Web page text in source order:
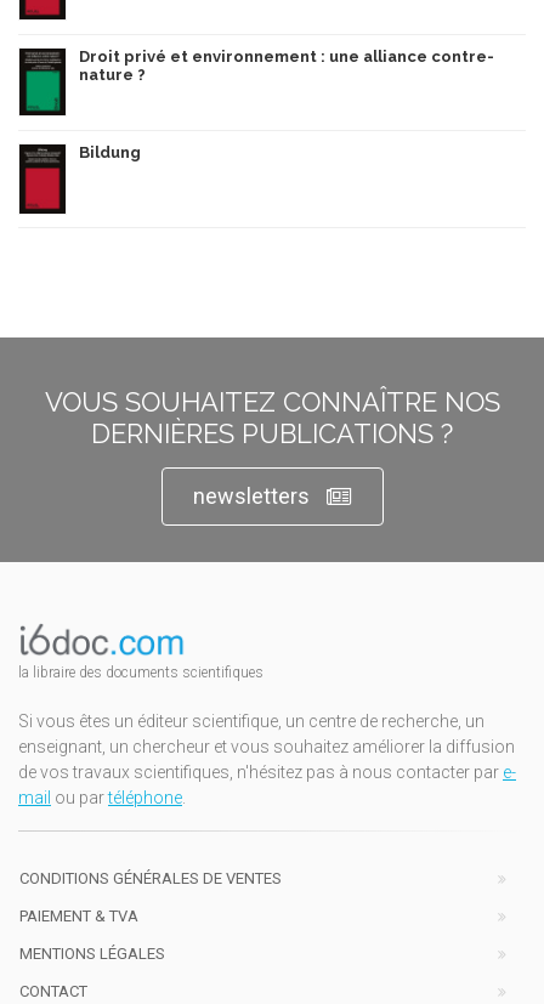
Droit privé et environnement : une alliance contre-
nature ?
Bildung
VOUS SOUHAITEZ CONNAÎTRE NOS
DERNIÈRES PUBLICATIONS ?
newsletters
la libraire des documents scientifiques
Si vous êtes un éditeur scientifique, un centre de recherche, un
enseignant, un chercheur et vous souhaitez améliorer la diffusion
de vos travaux scientifiques, n'hésitez pas à nous contacter par e-
mail ou partéléphone
CONDITIONS GÉNÉRALES DE VENTES
PAIEMENT & TVA
MENTIONS LÉGALES
CONTACT